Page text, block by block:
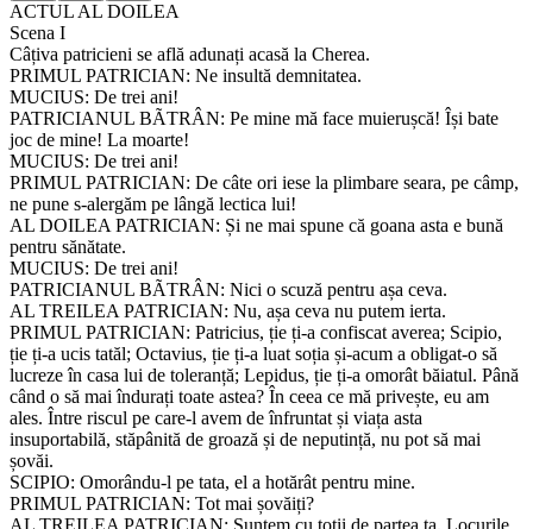
ACTUL AL DOILEA
Scena I
Câțiva patricieni se află adunați acasă la Cherea.
PRIMUL PATRICIAN: Ne insultă demnitatea.
MUCIUS: De trei ani!
PATRICIANUL BÃTRÂN: Pe mine mă face muierușcă! Își bate
joc de mine! La moarte!
MUCIUS: De trei ani!
PRIMUL PATRICIAN: De câte ori iese la plimbare seara, pe câmp,
ne pune s-alergăm pe lângă lectica lui!
AL DOILEA PATRICIAN: Și ne mai spune că goana asta e bună
pentru sănătate.
MUCIUS: De trei ani!
PATRICIANUL BÃTRÂN: Nici o scuză pentru așa ceva.
AL TREILEA PATRICIAN: Nu, așa ceva nu putem ierta.
PRIMUL PATRICIAN: Patricius, ție ți-a confiscat averea; Scipio,
ție ți-a ucis tatăl; Octavius, ție ți-a luat soția și-acum a obligat-o să
lucreze în casa lui de toleranță; Lepidus, ție ți-a omorât băiatul. Până
când o să mai îndurați toate astea? În ceea ce mă privește, eu am
ales. Între riscul pe care-l avem de înfruntat și viața asta
insuportabilă, stăpânită de groază și de neputință, nu pot să mai
șovăi.
SCIPIO: Omorându-l pe tata, el a hotărât pentru mine.
PRIMUL PATRICIAN: Tot mai șovăiți?